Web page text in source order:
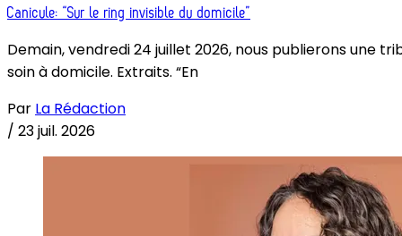
Canicule: “Sur le ring invisible du domicile”
Demain, vendredi 24 juillet 2026, nous publierons une
soin à domicile. Extraits. “En
Par La Rédaction
/ 23 juil. 2026